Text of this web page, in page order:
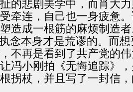
的悲剧美学中，而肖大
牵连，自己也一身疲惫
造成一根筋的麻烦制造
念本身才是荒谬的。而
不再是看到了共产党的
冯小刚拍《无悔追踪》，
拐杖，并且写了一封信